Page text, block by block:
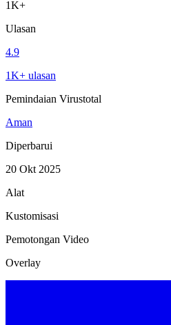
1K+
Ulasan
4.9
1K+ ulasan
Pemindaian Virustotal
Aman
Diperbarui
20 Okt 2025
Alat
Kustomisasi
Pemotongan Video
Overlay